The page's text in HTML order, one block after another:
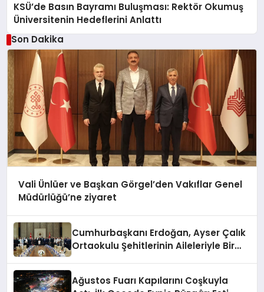
KSÜ’de Basın Bayramı Buluşması: Rektör Okumuş
Üniversitenin Hedeflerini Anlattı
Son Dakika
Vali Ünlüer ve Başkan Görgel’den Vakıflar Genel
Müdürlüğü’ne ziyaret
Cumhurbaşkanı Erdoğan, Ayser Çalık
Ortaokulu Şehitlerinin Aileleriyle Bir
Ağustos Fuarı Kapılarını Coşkuyla